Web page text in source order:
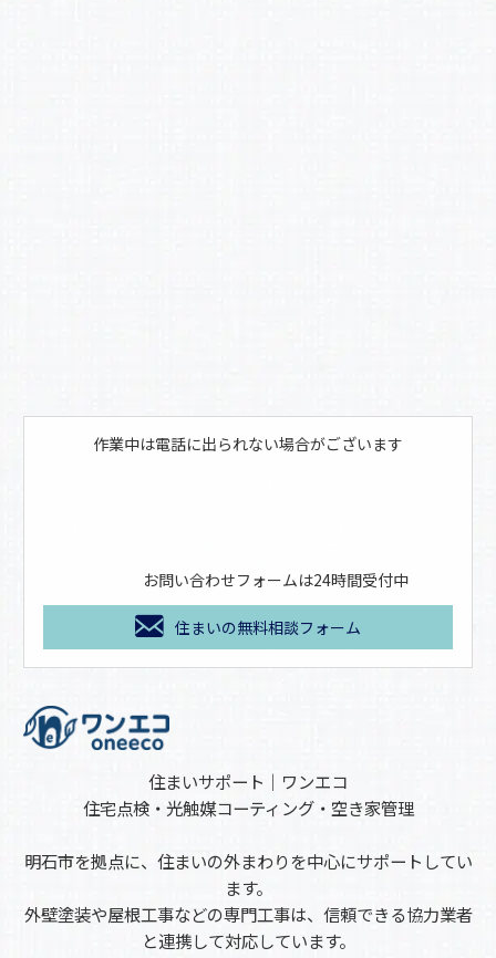
作業中は電話に出られない場合がございます
お問い合わせフォームは24時間受付中
住まいの無料相談フォーム
住まいサポート｜ワンエコ
住宅点検・光触媒コーティング・空き家管理
明石市を拠点に、住まいの外まわりを中心にサポートしてい
ます。
外壁塗装や屋根工事などの専門工事は、信頼できる協力業者
と連携して対応しています。